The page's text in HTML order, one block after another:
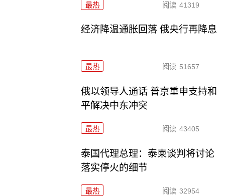
最热 阅读 41319
经济降温通胀回落 俄央行再降息
最热 阅读 51657
俄以领导人通话 普京重申支持和
平解决中东冲突
最热 阅读 43405
泰国代理总理：泰柬谈判将讨论
落实停火的细节
最热 阅读 32954